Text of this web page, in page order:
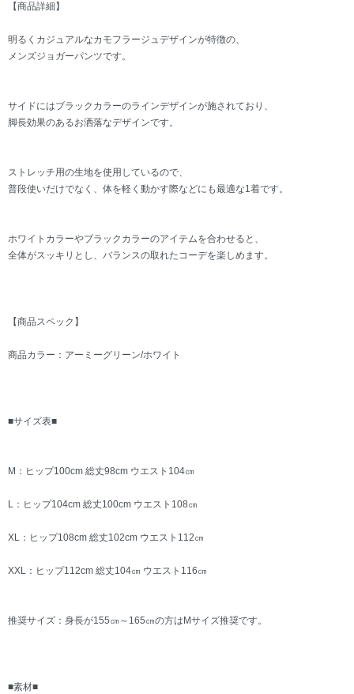
【商品詳細】
明るくカジュアルなカモフラージュデザインが特徴の、
メンズジョガーパンツです。
サイドにはブラックカラーのラインデザインが施されており、
脚長効果のあるお洒落なデザインです。
ストレッチ用の生地を使用しているので、
普段使いだけでなく、体を軽く動かす際などにも最適な1着です。
ホワイトカラーやブラックカラーのアイテムを合わせると、
全体がスッキリとし、バランスの取れたコーデを楽しめます。
【商品スペック】
商品カラー：アーミーグリーン/ホワイト
■サイズ表■
M：ヒップ100cm 総丈98cm ウエスト104㎝
L：ヒップ104cm 総丈100cm ウエスト108㎝
XL：ヒップ108cm 総丈102cm ウエスト112㎝
XXL：ヒップ112cm 総丈104㎝ ウエスト116㎝
推奨サイズ：身長が155㎝～165㎝の方はMサイズ推奨です。
■素材■